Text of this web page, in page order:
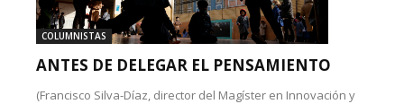
COLUMNISTAS
ANTES DE DELEGAR EL PENSAMIENTO
(Francisco Silva-Díaz, director del Magíster en Innovación y